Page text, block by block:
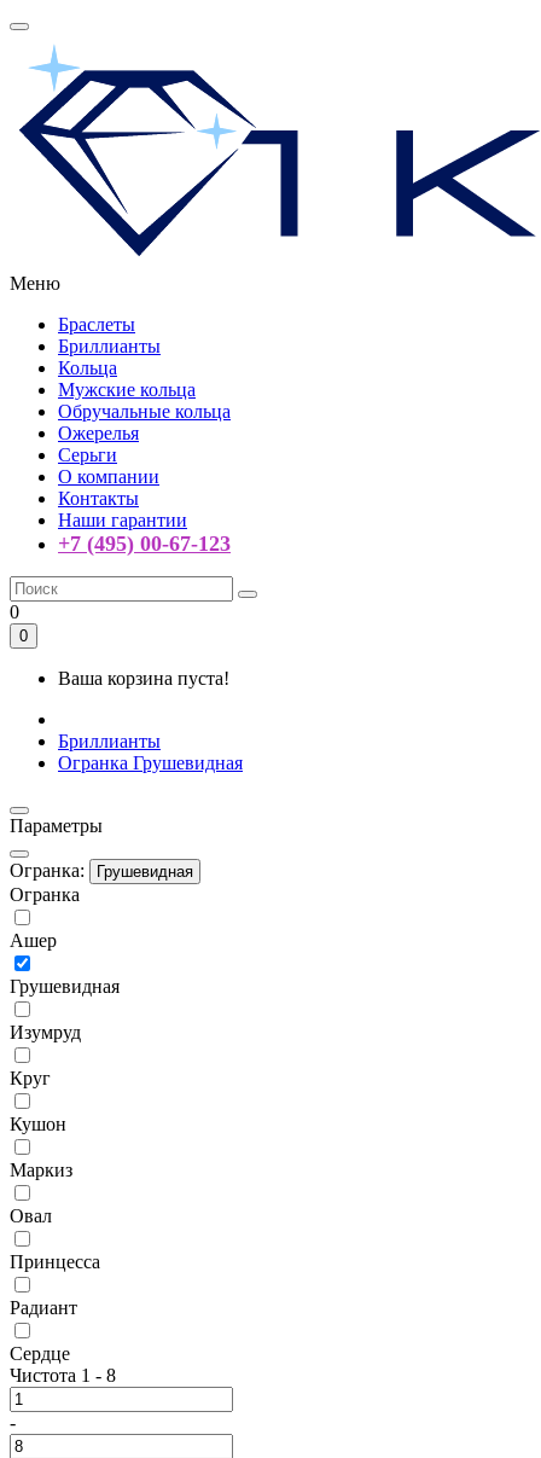
Меню
Браслеты
Бриллианты
Кольца
Мужские кольца
Обручальные кольца
Ожерелья
Серьги
О компании
Контакты
Наши гарантии
+7 (495) 00-67-123
0
0
Ваша корзина пуста!
Бриллианты
Огранка Грушевидная
Параметры
Огранка: Грушевидная
Огранка
Ашер
Грушевидная
Изумруд
Круг
Кушон
Маркиз
Овал
Принцесса
Радиант
Сердце
Чистота 1 - 8
-